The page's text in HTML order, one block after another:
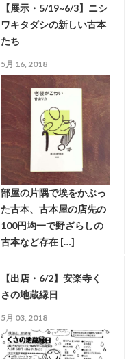
【展示・5/19~6/3】ニシ
ワキタダシの新しい古本
たち
5月 16, 2018
部屋の片隅で埃をかぶっ
た古本、古本屋の店先の
100円均一で野ざらしの
古本など存在 […]
【出店・6/2】安楽寺く
さの地蔵縁日
5月 03, 2018